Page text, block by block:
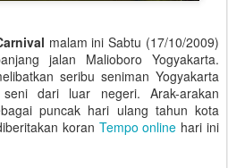
malam ini Sabtu (17/10/2009)
jalan Malioboro Yogyakarta.
seribu seniman Yogyakarta
dari luar negeri. Arak-arakan
puncak hari ulang tahun kota
koran Tempo online hari ini